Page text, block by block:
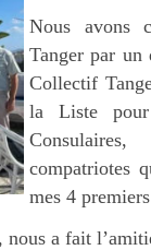
Nous avons
Tanger par un
Collectif
la Liste pour
compatriotes
mes 4
nous a fait